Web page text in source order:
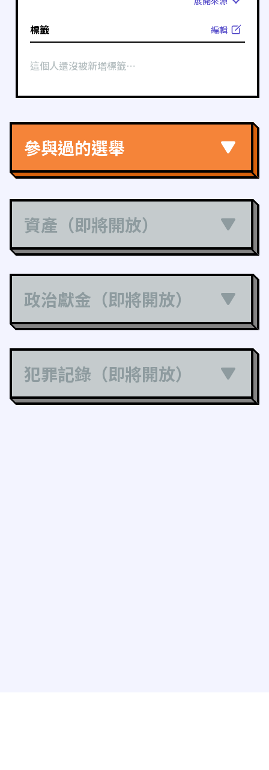
標籤 編輯
這個人還沒被新增標籤⋯
參與過的選舉
資產（即將開放）
政治獻金（即將開放）
犯罪記錄（即將開放）